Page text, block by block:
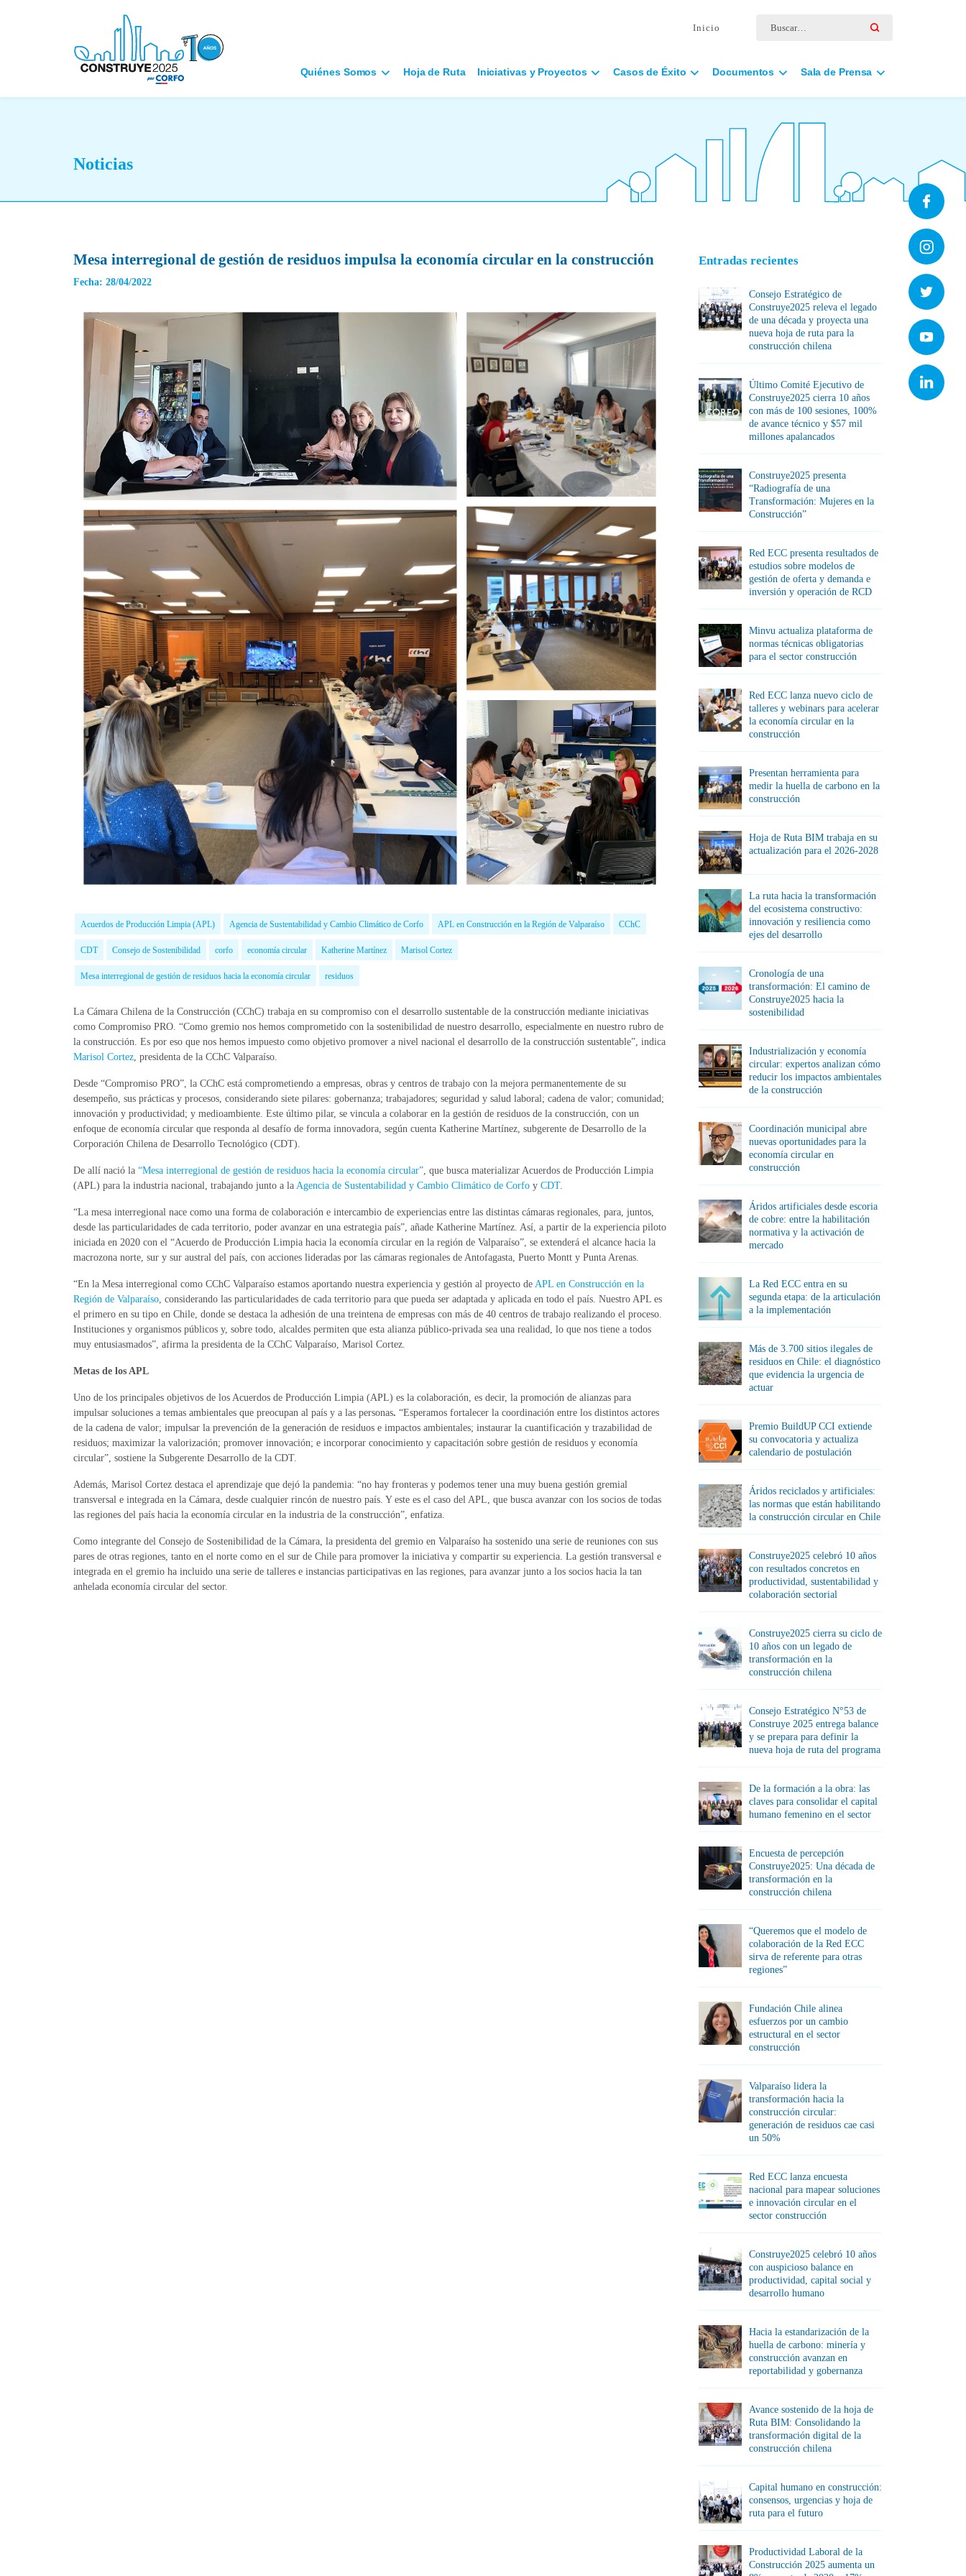
Buscar por:
Inicio
Quiénes Somos Hoja de Ruta Iniciativas y Proyectos Casos de Éxito Documentos Sala de Prensa
Noticias
Mesa interregional de gestión de residuos impulsa la economía circular en la construcción
Fecha: 28/04/2022
Acuerdos de Producción Limpia (APL) Agencia de Sustentabilidad y Cambio Climático de Corfo APL en Construcción en la Región de Valparaíso CChC
CDT Consejo de Sostenibilidad corfo economía circular Katherine Martínez Marisol Cortez
Mesa interregional de gestión de residuos hacia la economía circular residuos
La Cámara Chilena de la Construcción (CChC) trabaja en su compromiso con el desarrollo sustentable de la construcción mediante iniciativas
como Compromiso PRO. “Como gremio nos hemos comprometido con la sostenibilidad de nuestro desarrollo, especialmente en nuestro rubro de
la construcción. Es por eso que nos hemos impuesto como objetivo promover a nivel nacional el desarrollo de la construcción sustentable”, indica
Marisol Cortez, presidenta de la CChC Valparaíso.
Desde “Compromiso PRO”, la CChC está comprometiendo a empresas, obras y centros de trabajo con la mejora permanentemente de su
desempeño, sus prácticas y procesos, considerando siete pilares: gobernanza; trabajadores; seguridad y salud laboral; cadena de valor; comunidad;
innovación y productividad; y medioambiente. Este último pilar, se vincula a colaborar en la gestión de residuos de la construcción, con un
enfoque de economía circular que responda al desafío de forma innovadora, según cuenta Katherine Martínez, subgerente de Desarrollo de la
Corporación Chilena de Desarrollo Tecnológico (CDT).
De allí nació la “Mesa interregional de gestión de residuos hacia la economía circular”, que busca materializar Acuerdos de Producción Limpia
(APL) para la industria nacional, trabajando junto a la Agencia de Sustentabilidad y Cambio Climático de Corfo y CDT.
“La mesa interregional nace como una forma de colaboración e intercambio de experiencias entre las distintas cámaras regionales, para, juntos,
desde las particularidades de cada territorio, poder avanzar en una estrategia país”, añade Katherine Martínez. Así, a partir de la experiencia piloto
iniciada en 2020 con el “Acuerdo de Producción Limpia hacia la economía circular en la región de Valparaíso”, se extenderá el alcance hacia la
macrozona norte, sur y sur austral del país, con acciones lideradas por las cámaras regionales de Antofagasta, Puerto Montt y Punta Arenas.
“En la Mesa interregional como CChC Valparaíso estamos aportando nuestra experiencia y gestión al proyecto de APL en Construcción en la
Región de Valparaíso, considerando las particularidades de cada territorio para que pueda ser adaptada y aplicada en todo el país. Nuestro APL es
el primero en su tipo en Chile, donde se destaca la adhesión de una treintena de empresas con más de 40 centros de trabajo realizando el proceso.
Instituciones y organismos públicos y, sobre todo, alcaldes permiten que esta alianza público-privada sea una realidad, lo que nos tiene a todos
muy entusiasmados”, afirma la presidenta de la CChC Valparaíso, Marisol Cortez.
Metas de los APL
Uno de los principales objetivos de los Acuerdos de Producción Limpia (APL) es la colaboración, es decir, la promoción de alianzas para
impulsar soluciones a temas ambientales que preocupan al país y a las personas. “Esperamos fortalecer la coordinación entre los distintos actores
de la cadena de valor; impulsar la prevención de la generación de residuos e impactos ambientales; instaurar la cuantificación y trazabilidad de
residuos; maximizar la valorización; promover innovación; e incorporar conocimiento y capacitación sobre gestión de residuos y economía
circular”, sostiene la Subgerente Desarrollo de la CDT.
Además, Marisol Cortez destaca el aprendizaje que dejó la pandemia: “no hay fronteras y podemos tener una muy buena gestión gremial
transversal e integrada en la Cámara, desde cualquier rincón de nuestro país. Y este es el caso del APL, que busca avanzar con los socios de todas
las regiones del país hacia la economía circular en la industria de la construcción”, enfatiza.
Como integrante del Consejo de Sostenibilidad de la Cámara, la presidenta del gremio en Valparaíso ha sostenido una serie de reuniones con sus
pares de otras regiones, tanto en el norte como en el sur de Chile para promover la iniciativa y compartir su experiencia. La gestión transversal e
integrada en el gremio ha incluido una serie de talleres e instancias participativas en las regiones, para avanzar junto a los socios hacia la tan
anhelada economía circular del sector.
Entradas recientes
Consejo Estratégico de
Construye2025 releva el legado
de una década y proyecta una
nueva hoja de ruta para la
construcción chilena
Último Comité Ejecutivo de
Construye2025 cierra 10 años
con más de 100 sesiones, 100%
de avance técnico y $57 mil
millones apalancados
Construye2025 presenta
“Radiografía de una
Transformación: Mujeres en la
Construcción”
Red ECC presenta resultados de
estudios sobre modelos de
gestión de oferta y demanda e
inversión y operación de RCD
Minvu actualiza plataforma de
normas técnicas obligatorias
para el sector construcción
Red ECC lanza nuevo ciclo de
talleres y webinars para acelerar
la economía circular en la
construcción
Presentan herramienta para
medir la huella de carbono en la
construcción
Hoja de Ruta BIM trabaja en su
actualización para el 2026-2028
La ruta hacia la transformación
del ecosistema constructivo:
innovación y resiliencia como
ejes del desarrollo
Cronología de una
transformación: El camino de
Construye2025 hacia la
sostenibilidad
Industrialización y economía
circular: expertos analizan cómo
reducir los impactos ambientales
de la construcción
Coordinación municipal abre
nuevas oportunidades para la
economía circular en
construcción
Áridos artificiales desde escoria
de cobre: entre la habilitación
normativa y la activación de
mercado
La Red ECC entra en su
segunda etapa: de la articulación
a la implementación
Más de 3.700 sitios ilegales de
residuos en Chile: el diagnóstico
que evidencia la urgencia de
actuar
Premio BuildUP CCI extiende
su convocatoria y actualiza
calendario de postulación
Áridos reciclados y artificiales:
las normas que están habilitando
la construcción circular en Chile
Construye2025 celebró 10 años
con resultados concretos en
productividad, sustentabilidad y
colaboración sectorial
Construye2025 cierra su ciclo de
10 años con un legado de
transformación en la
construcción chilena
Consejo Estratégico N°53 de
Construye 2025 entrega balance
y se prepara para definir la
nueva hoja de ruta del programa
De la formación a la obra: las
claves para consolidar el capital
humano femenino en el sector
Encuesta de percepción
Construye2025: Una década de
transformación en la
construcción chilena
“Queremos que el modelo de
colaboración de la Red ECC
sirva de referente para otras
regiones”
Fundación Chile alinea
esfuerzos por un cambio
estructural en el sector
construcción
Valparaíso lidera la
transformación hacia la
construcción circular:
generación de residuos cae casi
un 50%
Red ECC lanza encuesta
nacional para mapear soluciones
e innovación circular en el
sector construcción
Construye2025 celebró 10 años
con auspicioso balance en
productividad, capital social y
desarrollo humano
Hacia la estandarización de la
huella de carbono: minería y
construcción avanzan en
reportabilidad y gobernanza
Avance sostenido de la hoja de
Ruta BIM: Consolidando la
transformación digital de la
construcción chilena
Capital humano en construcción:
consensos, urgencias y hoja de
ruta para el futuro
Productividad Laboral de la
Construcción 2025 aumenta un